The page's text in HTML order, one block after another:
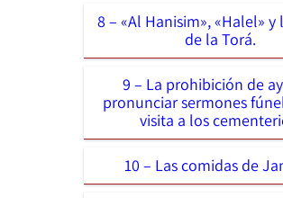
8 – «Al Hanisim», «Halel»
de la Torá.
9 – La prohibición de
pronunciar sermones
visita a los
10 – Las comidas de